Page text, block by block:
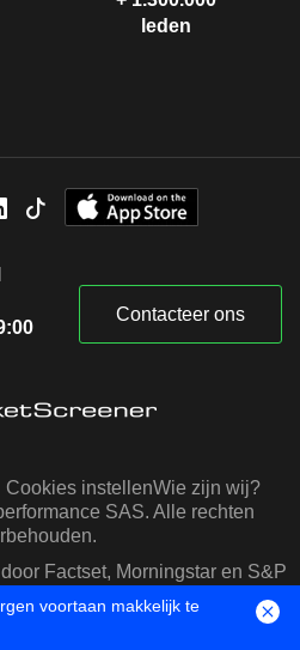
leden
Contacteer ons
Cookies instellenWie zijn wij?
SAS. Alle rechten
Factset, Morningstar en S&P
voortaan makkelijk te